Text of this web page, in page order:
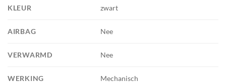
KLEUR zwart
AIRBAG Nee
VERWARMD Nee
WERKING Mechanisch